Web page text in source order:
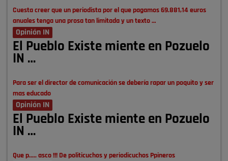
Cuesta creer que un periodista por el que pagamos 69.881,14 euros
anuales tenga una prosa tan limitada y un texto …
Opinión IN
El Pueblo Existe miente en Pozuelo
IN …
Para ser el director de comunicación se debería rapar un poquito y ser
mas educado
Opinión IN
El Pueblo Existe miente en Pozuelo
IN …
Que p..... asco !!! De politicuchos y periodicuchos Ppineros